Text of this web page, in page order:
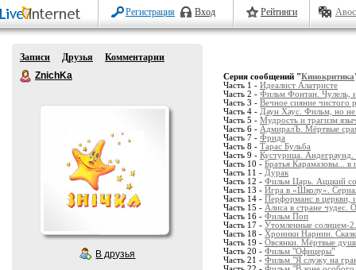
Регистрация Вход Рейтинги
Записи Друзья
Комментарии
ZnichKa
В друзья
Серия сообщений "Кинокритика
Часть 1 - Идеалист Алатристе
Часть 2 - Фильм Фонтан. Чулель,
Часть 3 - Вечное сияние чистого
Часть 4 - Даун Хаус. Фильм, но
Часть 5 - Мудрость и трагизм
Часть 6 - АдмиралЪ. Мёртвые
Часть 7 - Фрида
Часть 8 - Тарас Бульба
Часть 9 - Кустурица.
Часть 10 - Братья Карамазовы... в
Часть 11 - Дурак
Часть 12 - Фильм Царь. Аццкий
Часть 13 - Игра в «Школу».
Часть 14 - Перформанс в церкви,
Часть 15 - Алиса в стране чудес.
Часть 16 - Фильм Поп
Часть 17 - Утомленные солнцем-
Часть 18 - Хроники Нарнии.
Часть 19 - Овсянки. Мёртвые
Часть 20 - Фильм "Офицеры"
Часть 21 - Фильм "Я служу на